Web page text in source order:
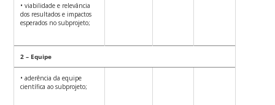
• viabilidade e relevância
dos resultados e impactos
esperados no subprojeto;
2 – Equipe
• aderência da equipe
científica ao subprojeto;